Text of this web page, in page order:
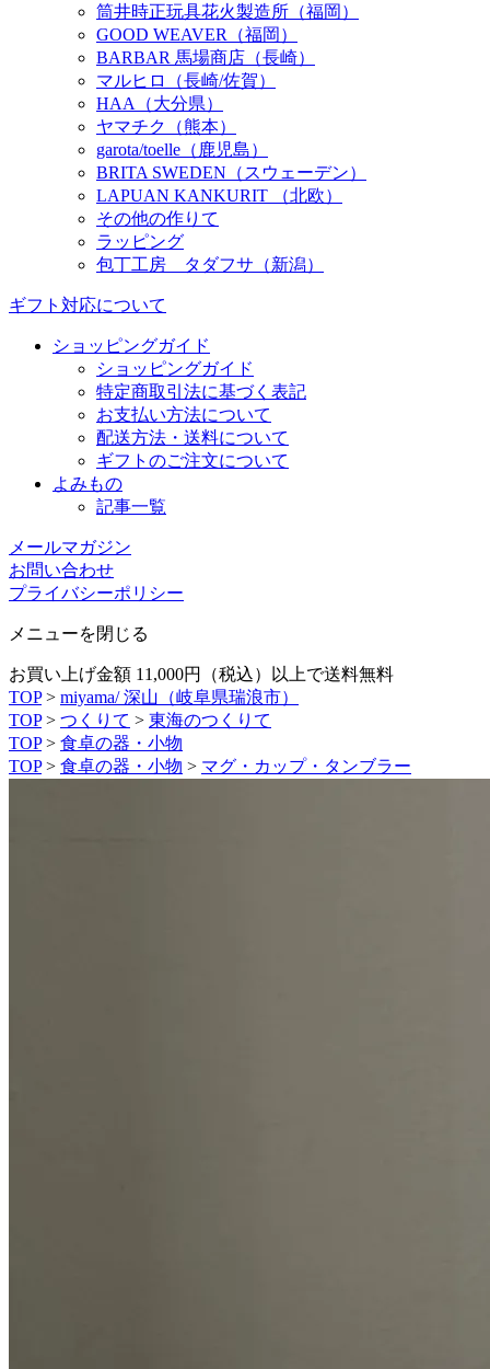
筒井時正玩具花火製造所（福岡）
GOOD WEAVER（福岡）
BARBAR 馬場商店（長崎）
マルヒロ（長崎/佐賀）
HAA（大分県）
ヤマチク（熊本）
garota/toelle（鹿児島）
BRITA SWEDEN（スウェーデン）
LAPUAN KANKURIT （北欧）
その他の作りて
ラッピング
包丁工房 タダフサ（新潟）
ギフト対応について
ショッピングガイド
ショッピングガイド
特定商取引法に基づく表記
お支払い方法について
配送方法・送料について
ギフトのご注文について
よみもの
記事一覧
メールマガジン
お問い合わせ
プライバシーポリシー
メニューを閉じる
お買い上げ金額 11,000円（税込）以上で送料無料
TOP> miyama/ 深山（岐阜県瑞浪市）
TOP > つくりて > 東海のつくりて
TOP > 食卓の器・小物
TOP > 食卓の器・小物 > マグ・カップ・タンブラー